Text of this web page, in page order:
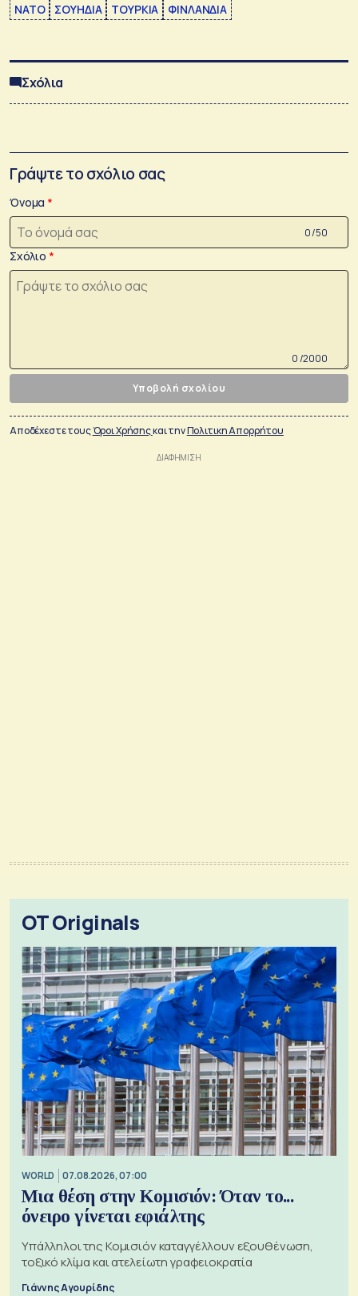
ΝΑΤΟ ΣΟΥΗΔΙΑ ΤΟΥΡΚΙΑ ΦΙΝΛΑΝΔΙΑ
Σχόλια
Γράψτε το σχόλιο σας
Όνομα
0 /50
Σχόλιο
0 /2000
Υποβολή σχολίου
Αποδέχεστε τουςΌροι Χρήσηςκαι τηνΠολιτικη Απορρήτου
OT Originals
WORLD 07.08.2026, 07:00
Μια θέση στην Κομισιόν: Όταν το...
όνειρο γίνεται εφιάλτης
Υπάλληλοι της Κομισιόν καταγγέλλουν εξουθένωση,
τοξικό κλίμα και ατελείωτη γραφειοκρατία
Γιάννης Αγουρίδης